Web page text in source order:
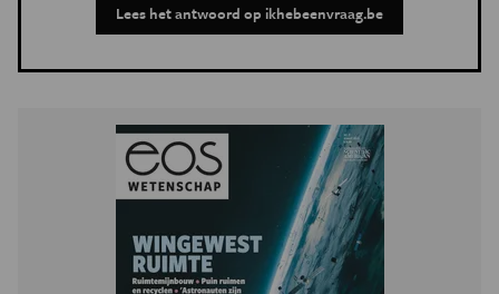
Lees het antwoord op ikhebeenvraag.be